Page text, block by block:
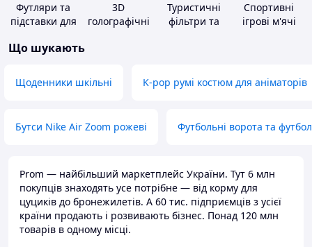
Футляри та
підставки для
3D
голографічні
Туристичні
фільтри та
Спортивні
ігрові м'ячі
Що шукають
Щоденники шкільні K-pop румі костюм для аніматорів
Бутси Nike Air Zoom рожеві Футбольні ворота та
Prom — найбільший маркетплейс України. Тут 6 млн
покупців знаходять усе потрібне — від корму для
цуциків до бронежилетів. А 60 тис. підприємців з усієї
країни продають і розвивають бізнес. Понад 120 млн
товарів в одному місці.